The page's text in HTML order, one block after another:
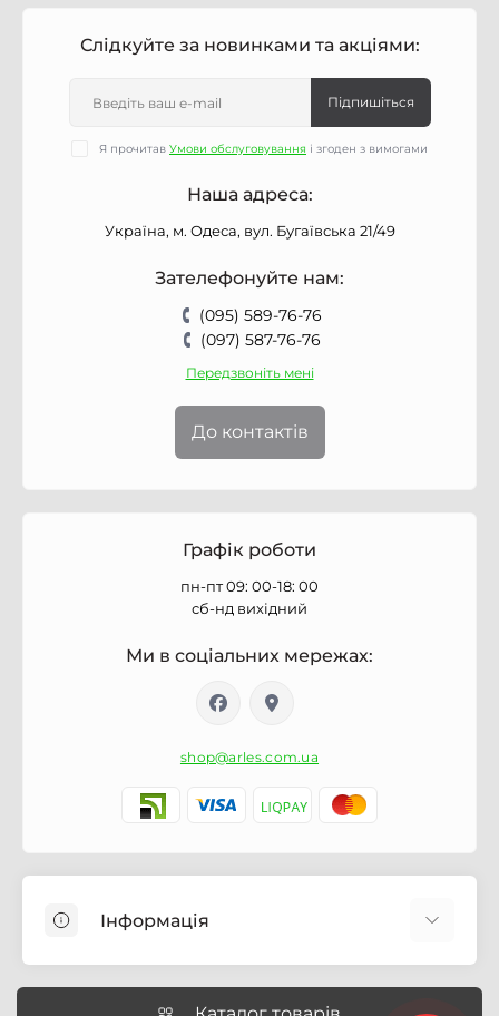
Слідкуйте за новинками та акціями:
Підпишіться
Я прочитав Умови обслуговування і згоден з вимогами
Наша адреса:
Україна, м. Одеса, вул. Бугаївська 21/49
Зателефонуйте нам:
(095) 589-76-76
(097) 587-76-76
Передзвоніть мені
До контактів
Графік роботи
пн-пт 09: 00-18: 00
сб-нд вихідний
Ми в соціальних мережах:
shop@arles.com.ua
Інформація
Про магазин Arles.com.ua